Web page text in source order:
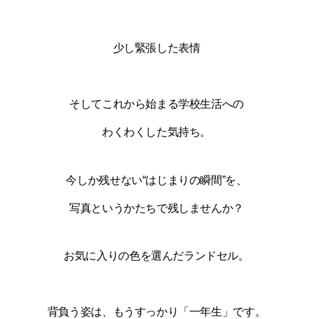
少し緊張した表情
そしてこれから始まる学校生活への
わくわくした気持ち。
今しか残せない“はじまりの瞬間”を、
写真というかたちで残しませんか？
お気に入りの色を選んだランドセル。
背負う姿は、もうすっかり「一年生」です。